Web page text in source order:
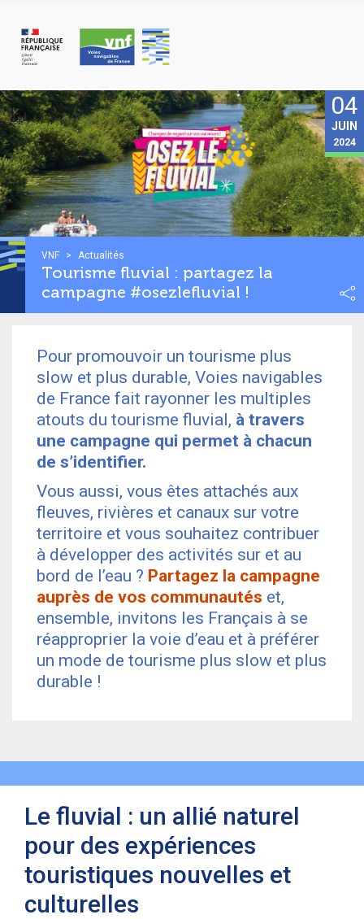
04
JUIN
2024
VNF > Actualités
Tourisme fluvial : partagez la
campagne #osezlefluvial !
Pour promouvoir un tourisme plus
slow et plus durable, Voies navigables
de France fait rayonner les multiples
atouts du tourisme fluvial, à travers
une campagne qui permet à chacun
de s’identifier.
Vous aussi, vous êtes attachés aux
fleuves, rivières et canaux sur votre
territoire et vous souhaitez contribuer
à développer des activités sur et au
bord de l’eau ? Partagez la campagne
auprès de vos communautés et,
ensemble, invitons les Français à se
réapproprier la voie d’eau et à préférer
un mode de tourisme plus slow et plus
durable !
Le fluvial : un allié naturel
pour des expériences
touristiques nouvelles et
culturelles